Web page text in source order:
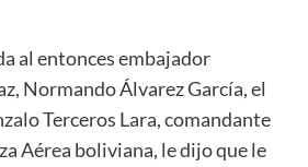
al entonces embajador
Normando Álvarez García, el
Terceros Lara, comandante
Aérea boliviana, le dijo que le